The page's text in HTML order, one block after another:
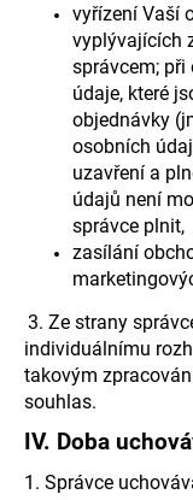
vyřízení Vaší
vyplývajících
správcem;
údaje, které
objednávky
osobních
uzavření a
údajů není
správce plnit,
zasílání
3. Ze strany
individuálnímu
takovým
souhlas.
IV. Doba
1. Správce